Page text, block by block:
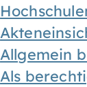
Allgemein
Als